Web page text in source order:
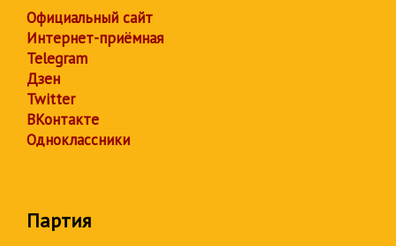
Официальный сайт
Интернет-приёмная
Telegram
Дзен
Twitter
ВКонтакте
Одноклассники
Партия